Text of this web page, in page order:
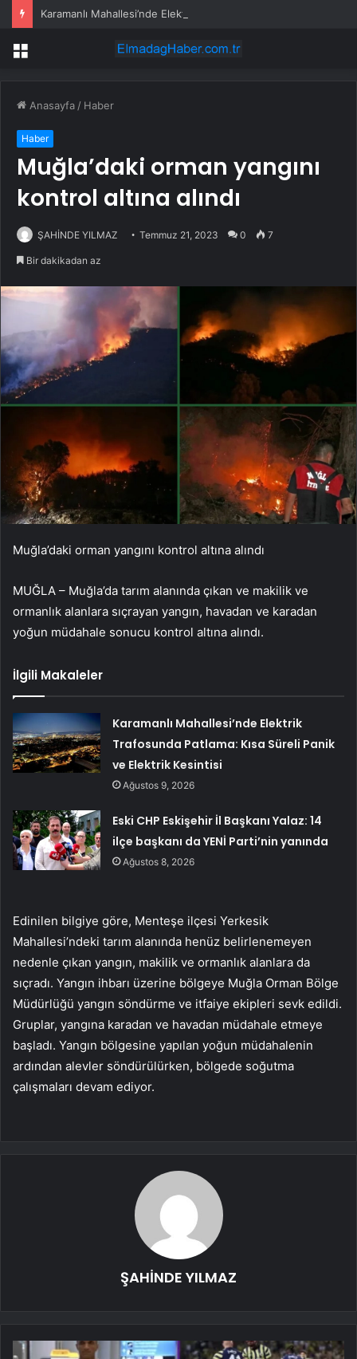
Menü
Anasayfa / Haber
Haber
Muğla’daki orman yangını
kontrol altına alındı
ŞAHİNDE YILMAZ Temmuz 21, 2023 0 7
Bir dakikadan az
Muğla’daki orman yangını kontrol altına alındı
MUĞLA – Muğla’da tarım alanında çıkan ve makilik ve
ormanlık alanlara sıçrayan yangın, havadan ve karadan
yoğun müdahale sonucu kontrol altına alındı.
İlgili Makaleler
Karamanlı Mahallesi’nde Elektrik
Trafosunda Patlama: Kısa Süreli Panik
ve Elektrik Kesintisi
Ağustos 9, 2026
Eski CHP Eskişehir İl Başkanı Yalaz: 14
ilçe başkanı da YENİ Parti’nin yanında
Ağustos 8, 2026
Edinilen bilgiye göre, Menteşe ilçesi Yerkesik
Mahallesi’ndeki tarım alanında henüz belirlenemeyen
nedenle çıkan yangın, makilik ve ormanlık alanlara da
sıçradı. Yangın ihbarı üzerine bölgeye Muğla Orman Bölge
Müdürlüğü yangın söndürme ve itfaiye ekipleri sevk edildi.
Gruplar, yangına karadan ve havadan müdahale etmeye
başladı. Yangın bölgesine yapılan yoğun müdahalenin
ardından alevler söndürülürken, bölgede soğutma
çalışmaları devam ediyor.
ŞAHİNDE YILMAZ